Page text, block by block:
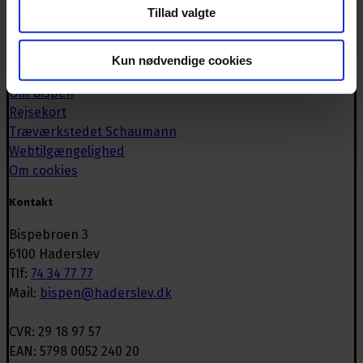
Tillad valgte
Kun nødvendige cookies
IT-café
Om Bispen
Rejsekort
Træværkstedet Schaumann
Webtilgængelighed
Om cookies
Kontakt
Bispebroen 3
6100 Haderslev
Tlf: 74 34 77 77
Mail: bispen@haderslev.dk
CVR: 29 18 97 57
EAN: 5798 0052 240 20